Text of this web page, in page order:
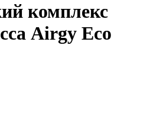
комплекс
Airgy Eco